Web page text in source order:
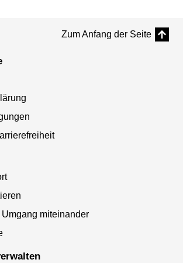
Zum Anfang der Seite
miteinander